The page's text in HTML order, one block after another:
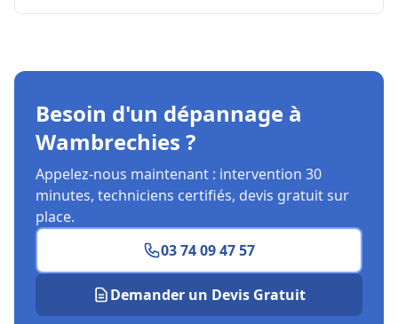
Besoin d'un dépannage à
Wambrechies ?
Appelez-nous maintenant : intervention 30
minutes, techniciens certifiés, devis gratuit sur
place.
03 74 09 47 57
Demander un Devis Gratuit